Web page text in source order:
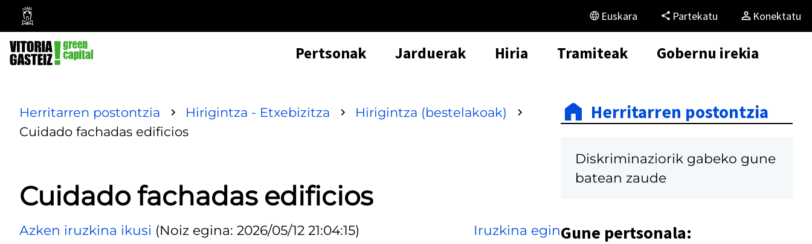
Vitoria-
Gasteizko
Udala
Euskara Partekatu Konektatu
Pertsonak Jarduerak Hiria Tramiteak Gobernu irekia
Herritarren postontzia Hirigintza - Etxebizitza
Hirigintza (bestelakoak)
Cuidado fachadas edificios
Cuidado fachadas edificios
Azken iruzkina ikusi (Noiz egina: 2026/05/12 21:04:15) Iruzkina egin
Herritarren postontzia
Diskriminaziorik gabeko gune
batean zaude
Gune pertsonala: